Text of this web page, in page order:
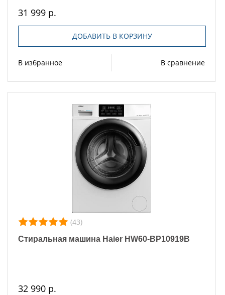
31 999 р.
ДОБАВИТЬ В КОРЗИНУ
В избранное В сравнение
(43)
Стиральная машина Haier HW60-BP10919B
32 990 р.